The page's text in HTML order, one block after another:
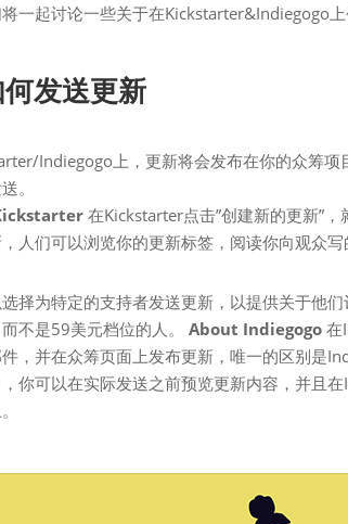
一起讨论一些关于在Kickstarter&Indiegogo
发送更新
Indiegogo上，更新将会发布在你的众筹
。
在Kickstarter点击”创建新的更新”
人们可以浏览你的更新标签，阅读你向观众写
择为特定的支持者发送更新，以提供关于他
不是59美元档位的人。About Indiegogo 在
，并在众筹页面上发布更新，唯一的区别是
你可以在实际发送之前预览更新内容，并且